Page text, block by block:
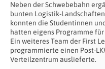
Neben der Schwebebahn
bunten Logistik-
konnten die Studentinnen
hatten eigens Programme
Ein weiteres Team der First
programmierte einen Post-
Verteilzentrum auslieferte.